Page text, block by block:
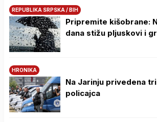
REPUBLIKA SRPSKA / BIH
Pripremite kišobrane:
dana stižu pljuskovi i
HRONIKA
Na Јarinju privedena
policajca